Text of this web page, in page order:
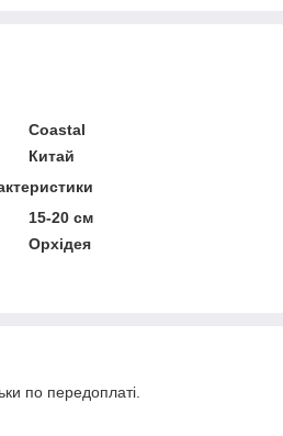
Coastal
Китай
15-20 см
Орхідея
по передоплаті.